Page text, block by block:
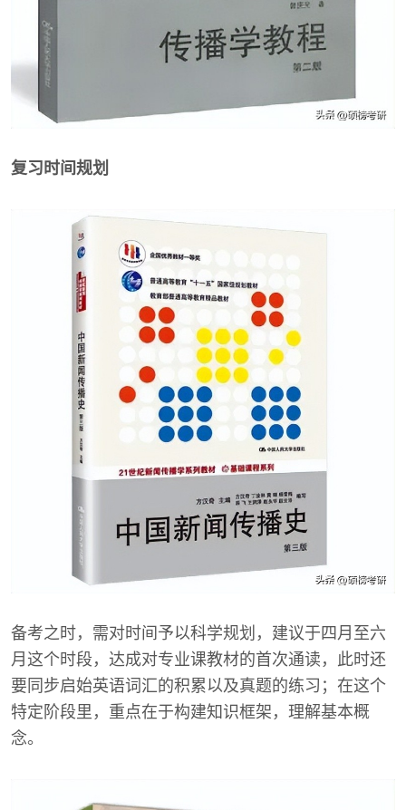
复习时间规划
备考之时，需对时间予以科学规划，建议于四月至六
月这个时段，达成对专业课教材的首次通读，此时还
要同步启始英语词汇的积累以及真题的练习；在这个
特定阶段里，重点在于构建知识框架，理解基本概
念。